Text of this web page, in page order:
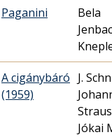
Paganini
Bela
A cigánybáró
(1959)
J.
Jókai